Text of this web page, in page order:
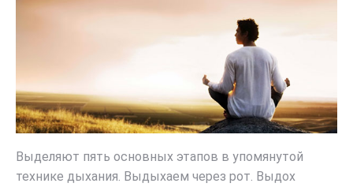
Выделяют пять основных этапов в упомянутой
технике дыхания. Выдыхаем через рот. Выдох